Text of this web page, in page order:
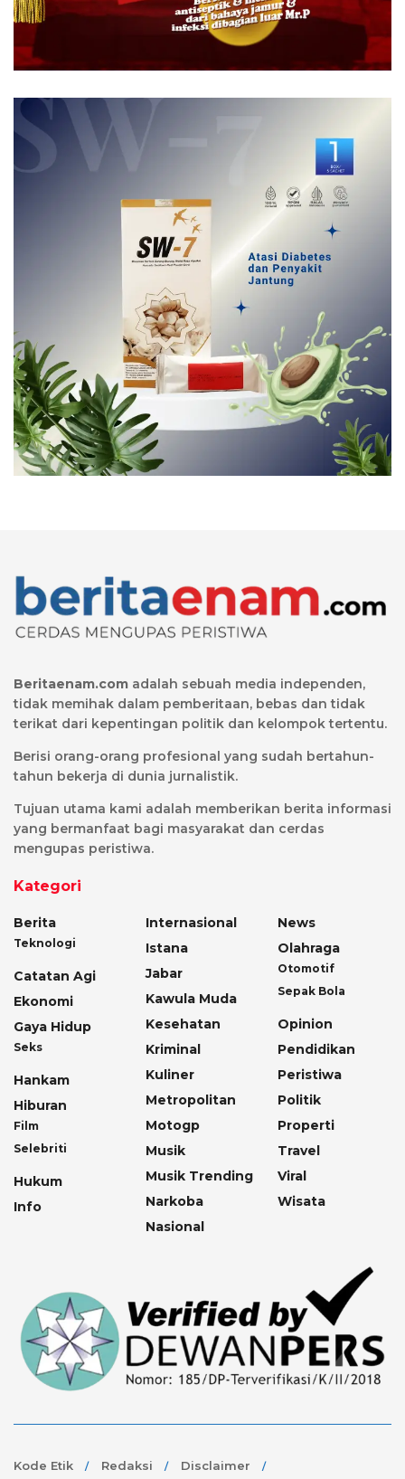
Beritaenam.com adalah sebuah media independen,
tidak memihak dalam pemberitaan, bebas dan tidak
terikat dari kepentingan politik dan kelompok tertentu.
Berisi orang-orang profesional yang sudah bertahun-
tahun bekerja di dunia jurnalistik.
Tujuan utama kami adalah memberikan berita informasi
yang bermanfaat bagi masyarakat dan cerdas
mengupas peristiwa.
Kategori
Berita
Teknologi
Catatan Agi
Ekonomi
Gaya Hidup
Seks
Hankam
Hiburan
Film
Selebriti
Hukum
Info
Internasional
Istana
Jabar
Kawula Muda
Kesehatan
Kriminal
Kuliner
Metropolitan
Motogp
Musik
Musik Trending
Narkoba
Nasional
News
Olahraga
Otomotif
Sepak Bola
Opinion
Pendidikan
Peristiwa
Politik
Properti
Travel
Viral
Wisata
Kode Etik Redaksi
Disclaimer